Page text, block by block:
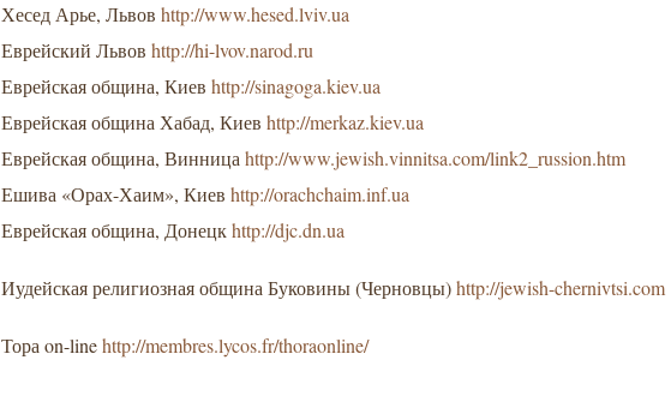
Хесед Арье, Львовhttp://www.hesed.lviv.ua
Еврейский Львовhttp://hi-lvov.narod.ru
Еврейская община, Киевhttp://sinagoga.kiev.ua
Еврейская община Хабад, Киевhttp://merkaz.kiev.ua
Еврейская община, Винницаhttp://www.jewish.vinnitsa.com/link2_russion.htm
Ешива «Орах-Хаим», Киевhttp://orachchaim.inf.ua
Еврейская община, Донецкhttp://djc.dn.ua
Иудейская религиозная община Буковины (Черновцы)http://jewish-chernivtsi.com
Тора on-linehttp://membres.lycos.fr/thoraonline/